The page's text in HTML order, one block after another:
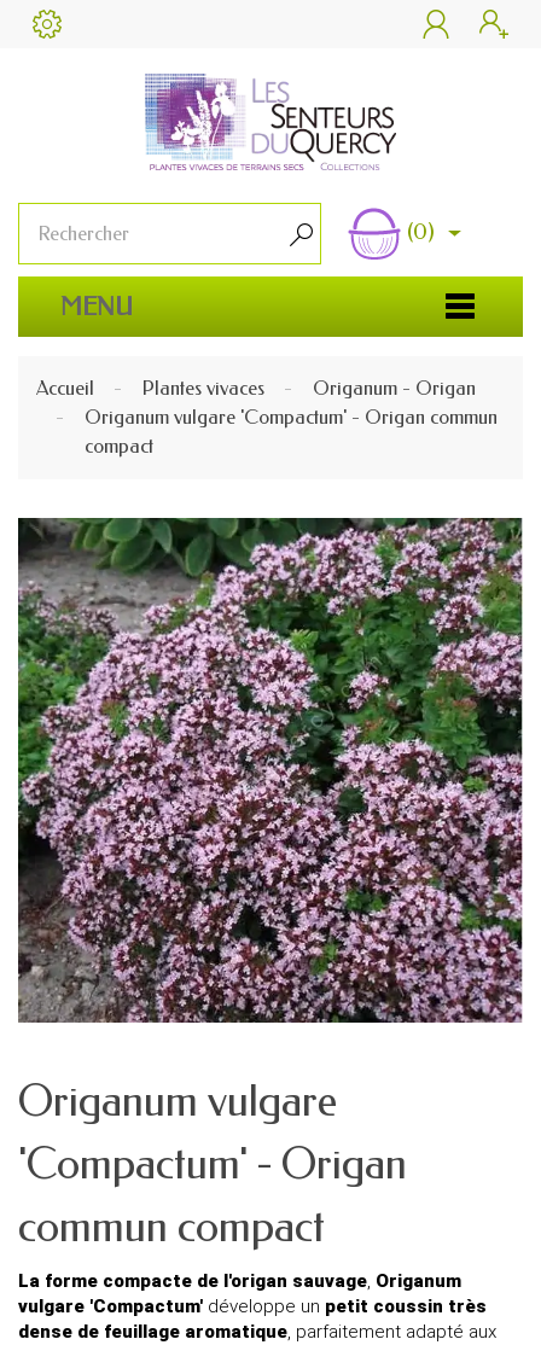
 
 (0)
MENU
Accueil Plantes vivaces
Origanum - Origan
Origanum vulgare 'Compactum' - Origan commun
compact
Origanum vulgare
'Compactum' - Origan
commun compact
La forme compacte de l'origan sauvage, Origanum
vulgare 'Compactum' développe un petit coussin très
dense de feuillage aromatique, parfaitement adapté aux